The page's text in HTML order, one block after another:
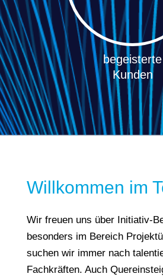
begeisterte
Kunden
Willkommen im
Wir freuen uns über Initiativ-
besonders im Bereich
suchen wir immer nach
Fachkräften. Auch